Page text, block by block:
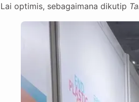
Lai optimis, sebagaimana dikutip